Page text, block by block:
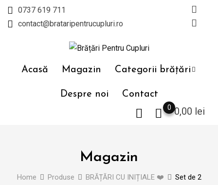
Skip
0737 619 711
contact@brataripentrucupluri.ro
Acasă Magazin Categorii brățări
Despre noi Contact
0,00 lei
0
Magazin
Home Produse BRĂȚĂRI CU INIȚIALE ❤️
Set de 2